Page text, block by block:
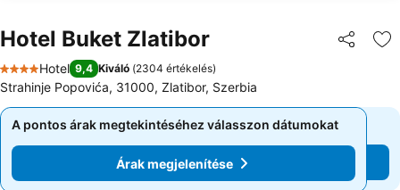
Hotel Buket Zlatibor
4 Kategória
Hotel 9,4 Kiváló (2304 értékelés)
Strahinje Popovića, 31000, Zlatibor, Szerbia
A pontos árak megtekintéséhez válasszon dátumokat
Árak megjelenítése
A pontos árak megtekintéséhez válasszon dátumokat
Árak megjelenítése